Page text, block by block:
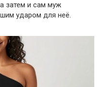
затем и сам муж
ударом для неё.